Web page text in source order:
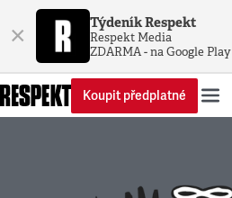
× Týdeník Respekt
Respekt Media
ZDARMA - na Google Play
Koupit předplatné